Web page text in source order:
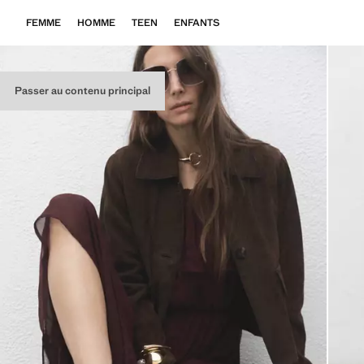
Passer au contenu principal
FEMME HOMME TEEN ENFANTS